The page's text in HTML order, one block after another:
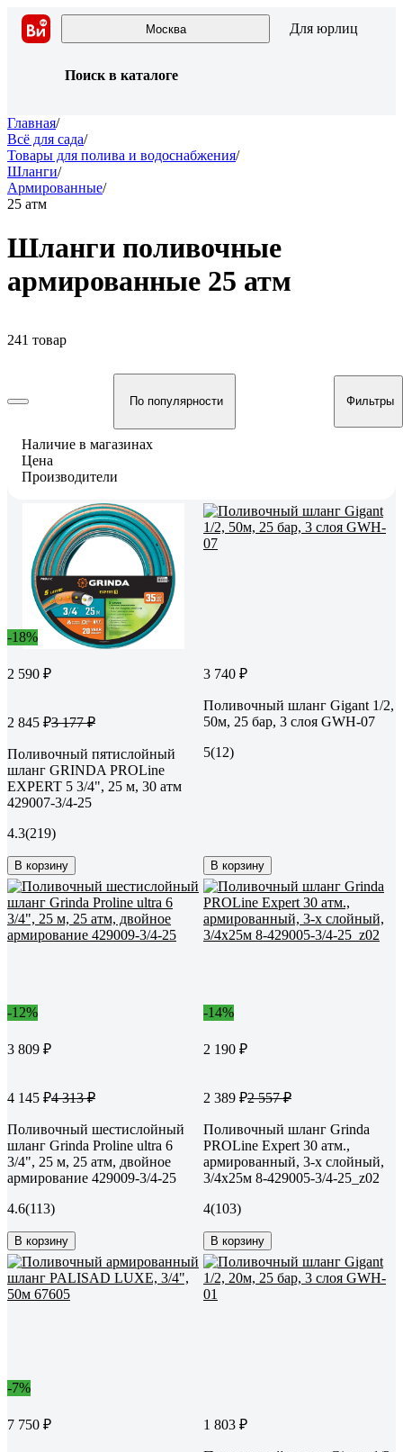
Москва Для юрлиц
Поиск в каталоге
Главная/
Всё для сада/
Товары для полива и водоснабжения/
Шланги/
Армированные/
25 атм
Шланги поливочные
армированные 25 атм
241 товар
По популярности Фильтры
Наличие в магазинах
Цена
Производители
-18%
2 590 ₽
2 845 ₽3 177 ₽
Поливочный пятислойный
шланг GRINDA PROLine
EXPERT 5 3/4", 25 м, 30 атм
429007-3/4-25
4.3(219)
В корзину
3 740 ₽
Поливочный шланг Gigant 1/2,
50м, 25 бар, 3 слоя GWH-07
5(12)
В корзину
-12%
3 809 ₽
4 145 ₽4 313 ₽
Поливочный шестислойный
шланг Grinda Proline ultra 6
3/4", 25 м, 25 атм, двойное
армирование 429009-3/4-25
4.6(113)
В корзину
-14%
2 190 ₽
2 389 ₽2 557 ₽
Поливочный шланг Grinda
PROLine Expert 30 атм.,
армированный, 3-х слойный,
3/4х25м 8-429005-3/4-25_z02
4(103)
В корзину
-7%
7 750 ₽ 1 803 ₽